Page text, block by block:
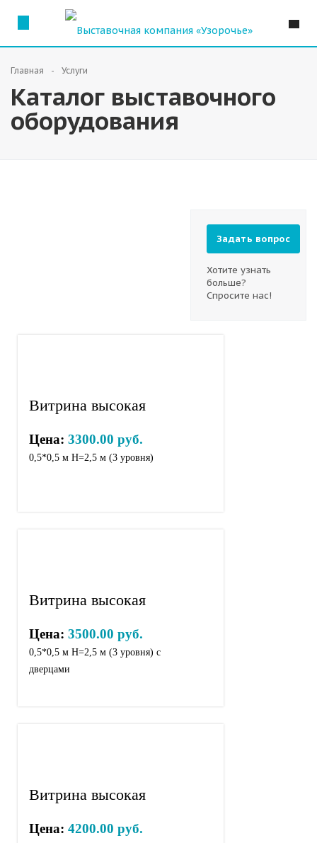
Главная Услуги
Каталог выставочного
оборудования
Задать вопрос
Хотите узнать
больше?
Спросите нас!
Витрина высокая
Цена:3300.00 руб.
0,5*0,5 м Н=2,5 м (3 уровня)
Витрина высокая
Цена:3500.00 руб.
0,5*0,5 м Н=2,5 м (3 уровня) с
дверцами
Витрина высокая
Цена:4200.00 руб.